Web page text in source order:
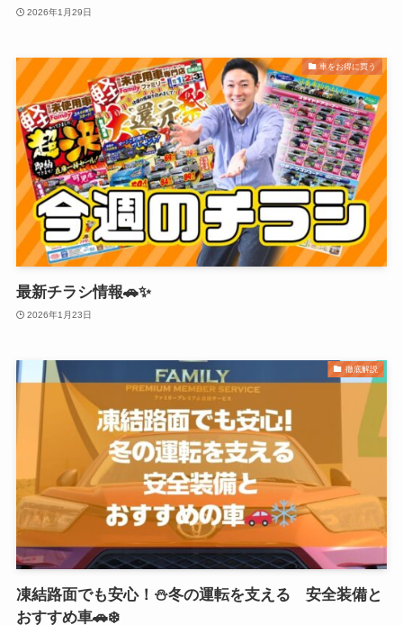
2026年1月29日
車をお得に買う
最新チラシ情報🚗✨
2026年1月23日
徹底解説
凍結路面でも安心！⛄冬の運転を支える 安全装備と
おすすめ車🚗❄️